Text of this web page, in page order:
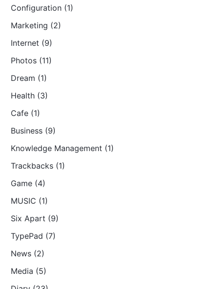
Configuration (1)
Marketing (2)
Internet (9)
Photos (11)
Dream (1)
Health (3)
Cafe (1)
Business (9)
Knowledge Management (1)
Trackbacks (1)
Game (4)
MUSIC (1)
Six Apart (9)
TypePad (7)
News (2)
Media (5)